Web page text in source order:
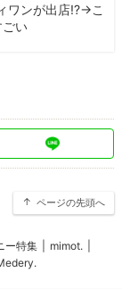
ワンが出店!?→こ
い
ページの先頭へ
ー特集 mimot.